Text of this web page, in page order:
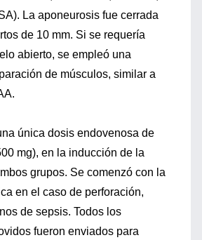
La aponeurosis fue cerrada
de 10 mm. Si se requería
abierto, se empleó una
de músculos, similar a
única dosis endovenosa de
mg), en la inducción de la
grupos. Se comenzó con la
en el caso de perforación,
de sepsis. Todos los
fueron enviados para